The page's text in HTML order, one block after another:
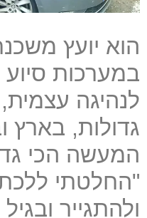
הוא יועץ
במערכות סיוע
לנהיגה
גדולות, בארץ
המעשה הכי
"החלטתי